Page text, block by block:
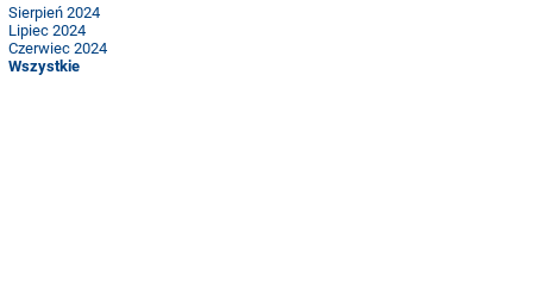
Sierpień 2024
Lipiec 2024
Czerwiec 2024
Wszystkie